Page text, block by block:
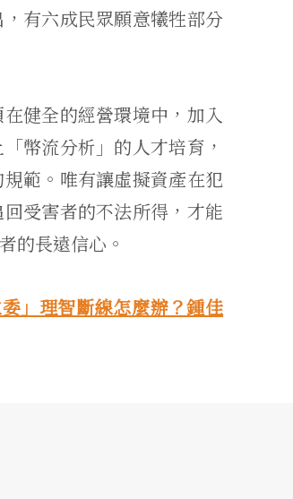
有六成民眾願意犧牲部分
健全的經營環境中，加入
幣流分析」的人才培育，
範。唯有讓虛擬資產在犯
受害者的不法所得，才能
的長遠信心。
」理智斷線怎麼辦？鍾佳